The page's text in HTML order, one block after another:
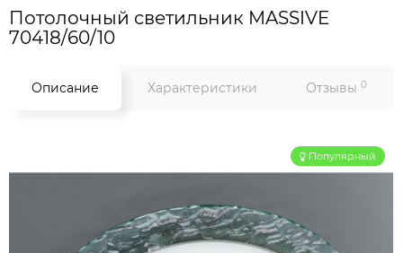
Потолочный светильник MASSIVE
70418/60/10
Описание Характеристики Отзывы 0
Популярный